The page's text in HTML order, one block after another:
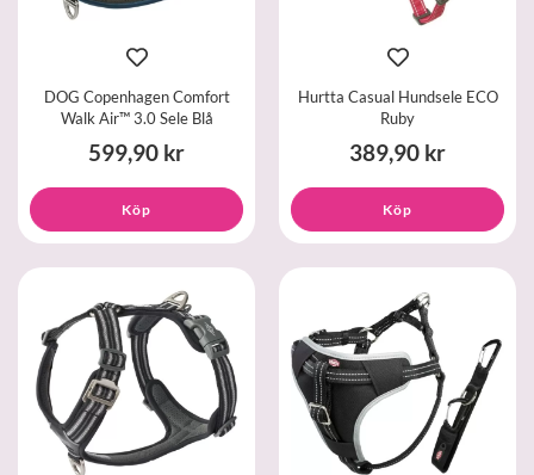
DOG Copenhagen Comfort
Walk Air™ 3.0 Sele Blå
599,90 kr
Köp
Hurtta Casual Hundsele ECO
Ruby
389,90 kr
Köp